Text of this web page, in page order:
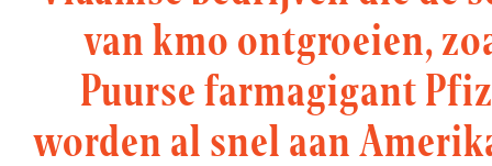
van kmo ontgroeien,
Puurse farmagigant
worden al snel aan